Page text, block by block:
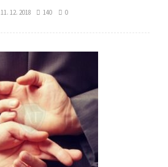
11. 12. 2018 140 0